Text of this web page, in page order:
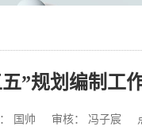
”规划编制工
国帅 审核： 冯子宸 点